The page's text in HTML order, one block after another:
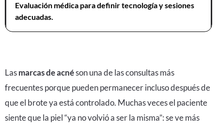
Evaluación médica para definir tecnología y sesiones
adecuadas.
Lasmarcas de acnéson una de las consultas más
frecuentes porque pueden permanecer incluso después de
que el brote ya está controlado. Muchas veces el paciente
siente que la piel “ya no volvió a ser la misma”: se ve más